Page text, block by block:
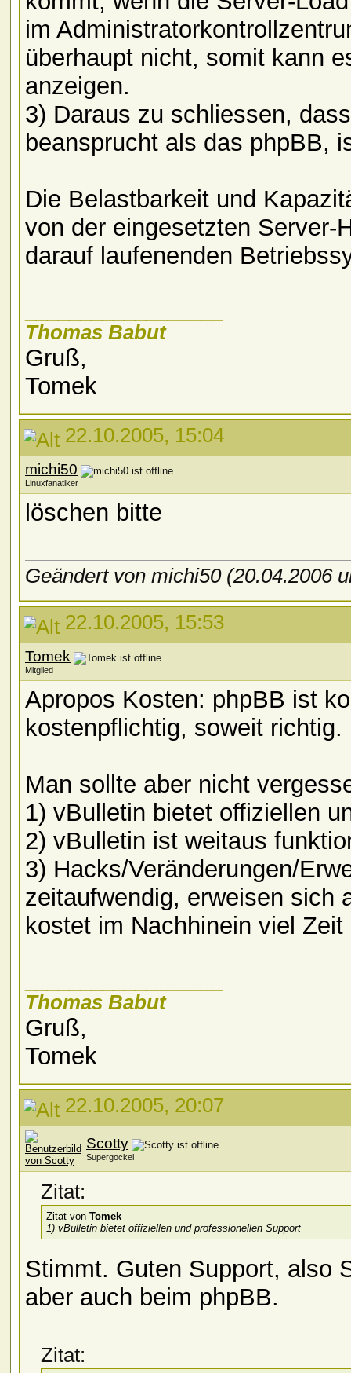
im
überhaupt nicht, somit kann
anzeigen.
3) Daraus zu schliessen,
beansprucht als das phpBB,
Die Belastbarkeit und
von der eingesetzten Server-
darauf laufenenden
Thomas Babut
Gruß,
Tomek
22.10.2005, 15:04
michi50
Linuxfanatiker
löschen bitte
Geändert von michi50 (20.04.2006
22.10.2005, 15:53
Tomek
Mitglied
Apropos Kosten: phpBB ist
kostenpflichtig, soweit richtig.
Man sollte aber nicht
1) vBulletin bietet offiziellen
2) vBulletin ist weitaus
3) Hacks/Veränderungen/
zeitaufwendig, erweisen sich
kostet im Nachhinein viel
Thomas Babut
Gruß,
Tomek
22.10.2005, 20:07
Scotty
Supergockel
Zitat:
Zitat von Tomek
1) vBulletin bietet offiziellen und professionellen Support
Stimmt. Guten Support, also
aber auch beim phpBB.
Zitat: